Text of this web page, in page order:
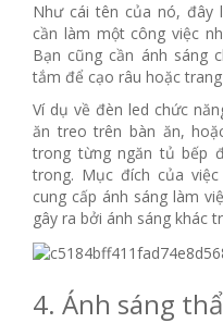
Như cái tên của nó, đây
cần làm một công việc
Bạn cũng cần ánh sáng
tắm để cạo râu hoặc
Ví dụ về đèn led chức
ăn treo trên bàn ăn,
trong từng ngăn tủ bếp
trong. Mục đích của
cung cấp ánh sáng làm
gây ra bởi ánh sáng khác
4. Ánh sáng